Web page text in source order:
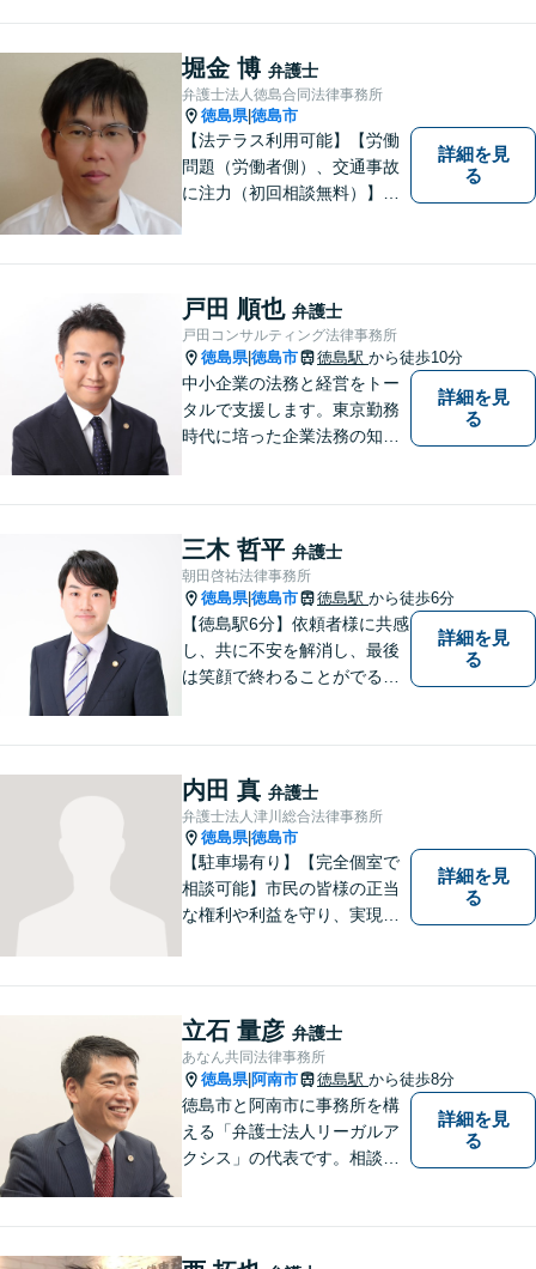
室対応でプライバシーが守ら
れます。【無料駐車場】
堀金 博 弁護士
弁護士法人徳島合同法律事務所
徳島県|徳島市
【法テラス利用可能】【労働
問題（労働者側）、交通事故
に注力（初回相談無料）】市
貸借/消費者問題/離婚/相続/債
務整理など）を中心に、社会
的事件にも対応いたします。
お気軽にご相談ください。
詳細を見
る
戸田 順也 弁護士
戸田コンサルティング法律事務所
徳島県|徳島市 徳島駅 から徒歩10分
中小企業の法務と経営をトー
タルで支援します。東京勤務
時代に培った企業法務の知見
す。
詳細を見
る
三木 哲平 弁護士
朝田啓祐法律事務所
徳島県|徳島市 徳島駅 から徒歩6分
【徳島駅6分】依頼者様に共感
し、共に不安を解消し、最後
は笑顔で終わることがでるよ
相談にのっています。 まずは
ご相談ください。
詳細を見
る
内田 真 弁護士
弁護士法人津川総合法律事務所
徳島県|徳島市
【駐車場有り】【完全個室で
相談可能】市民の皆様の正当
な権利や利益を守り、実現す
寧に対応してまいります。ご
相談者様のお話をじっくり聴
き、最適な解決方法をご提案
いたします。
詳細を見
る
立石 量彦 弁護士
あなん共同法律事務所
徳島県|阿南市 徳島駅 から徒歩8分
徳島市と阿南市に事務所を構
える「弁護士法人リーガルア
クシス」の代表です。相談い
中心的取扱分野は遺産分割事
詳細を見
る